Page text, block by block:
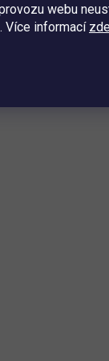
webu
Více informací